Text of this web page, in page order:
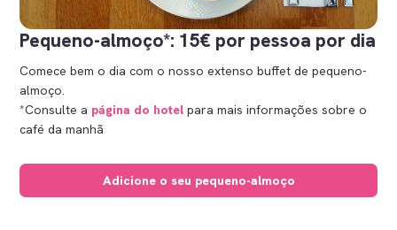
Pequeno-almoço*: 15€ por pessoa por dia
Comece bem o dia com o nosso extenso buffet de pequeno-
almoço.
*Consulte a página do hotel para mais informações sobre o
café da manhã
Adicione o seu pequeno-almoço